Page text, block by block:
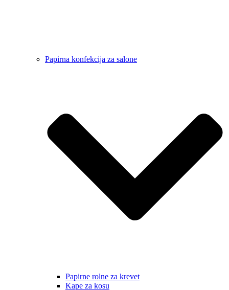
Papirna konfekcija za salone
Papirne rolne za krevet
Kape za kosu